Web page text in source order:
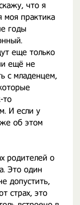
что я
моя практика
годы
еще только
ещё не
с младенцем,
то
И если у
об этом
родителей о
Это один
допустить,
страх, это